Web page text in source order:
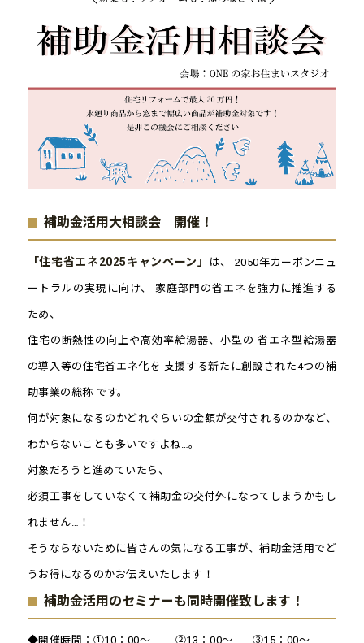
補助金活用大相談会 開催！
「住宅省エネ2025キャンペーン」 は、 2050年カーボンニュ
ートラルの実現に向け、 家庭部門の省エネを強力に推進する
ため、
住宅の断熱性の向上や高効率給湯器、小型の 省エネ型給湯器
の導入等の住宅省エネ化を 支援する新たに創設された4つの補
助事業の総称 です。
何が対象になるのかどれぐらいの金額が交付されるのかなど、
わからないことも多いですよね…。
対象だろうと進めていたら、
必須工事をしていなくて補助金の交付外になってしまうかもし
れません…！
そうならないために皆さんの気になる工事が、補助金活用でど
うお得になるのかお伝えいたします！
補助金活用のセミナーも同時開催致します！
◆開催時間：①10：00～ ②13：00～ ③15：00～